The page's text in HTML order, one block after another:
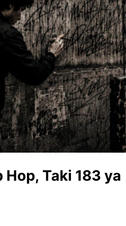
Taki 183 ya